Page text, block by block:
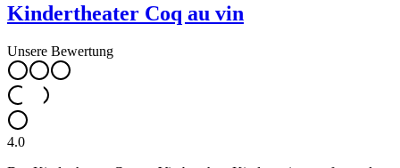
Kindertheater Coq au vin
Unsere Bewertung
4.0